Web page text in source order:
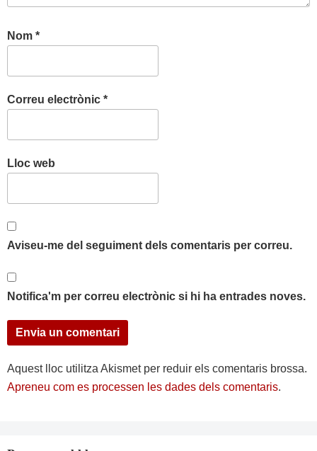
Nom *
Correu electrònic *
Lloc web
Aviseu-me del seguiment dels comentaris per correu.
Notifica'm per correu electrònic si hi ha entrades noves.
Aquest lloc utilitza Akismet per reduir els comentaris brossa.
Apreneu com es processen les dades dels comentaris.